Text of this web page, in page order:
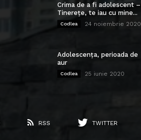
Crima de a fi adolescent –
Tinerețe, te iau cu mine...
Codlea 24 noiembrie 2020
Adolescența, perioada de
aur
Codlea 25 iunie 2020
RSS TWITTER